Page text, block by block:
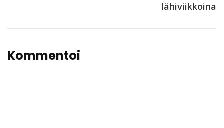
lähiviikkoina
Kommentoi